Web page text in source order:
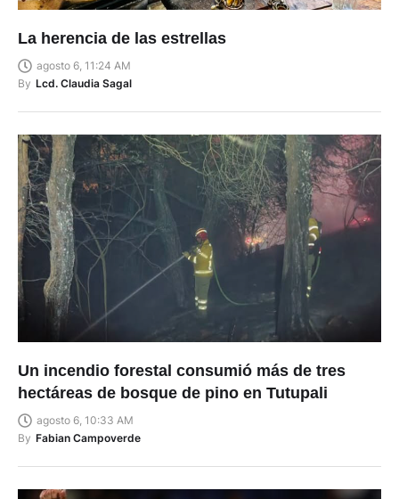
La herencia de las estrellas
agosto 6, 11:24 AM
By Lcd. Claudia Sagal
Un incendio forestal consumió más de tres
hectáreas de bosque de pino en Tutupali
agosto 6, 10:33 AM
By Fabian Campoverde